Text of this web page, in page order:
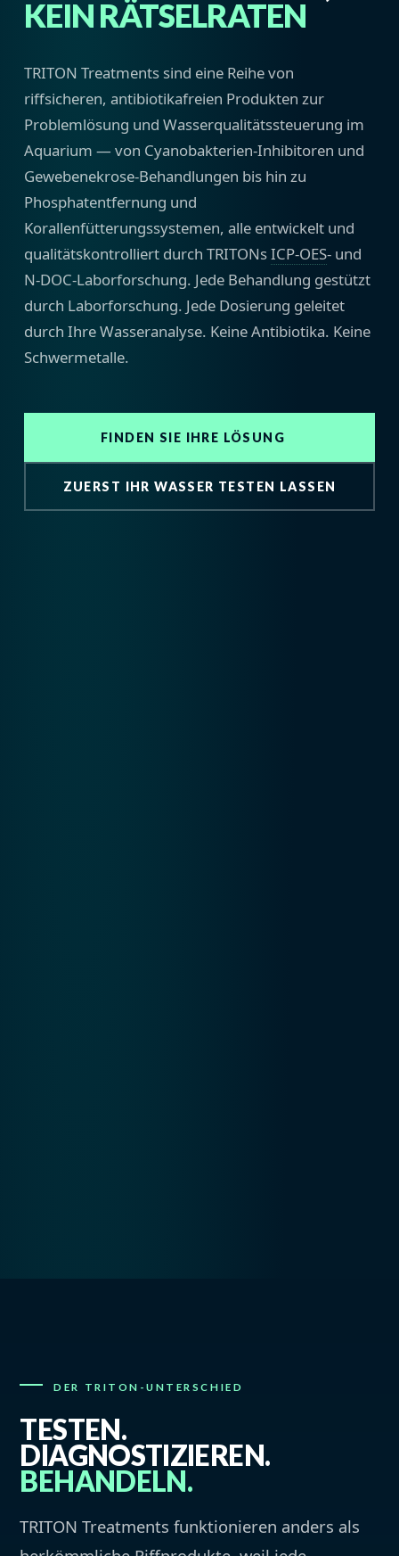
KEIN RÄTSELRATEN
TRITON Treatments sind eine Reihe von
riffsicheren, antibiotikafreien Produkten zur
Problemlösung und Wasserqualitätssteuerung im
Aquarium — von Cyanobakterien-Inhibitoren und
Gewebenekrose-Behandlungen bis hin zu
Phosphatentfernung und
Korallenfütterungssystemen, alle entwickelt und
qualitätskontrolliert durch TRITONsICP-OES- und
N-DOC-Laborforschung. Jede Behandlung gestützt
durch Laborforschung. Jede Dosierung geleitet
durch Ihre Wasseranalyse. Keine Antibiotika. Keine
Schwermetalle.
FINDEN SIE IHRE LÖSUNG
ZUERST IHR WASSER TESTEN LASSEN
DER TRITON-UNTERSCHIED
TESTEN.
DIAGNOSTIZIEREN.
BEHANDELN.
TRITON Treatments funktionieren anders als